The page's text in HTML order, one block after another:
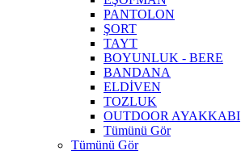
PANTOLON
ŞORT
TAYT
BOYUNLUK - BERE
BANDANA
ELDİVEN
TOZLUK
OUTDOOR AYAKKABI
Tümünü Gör
Tümünü Gör